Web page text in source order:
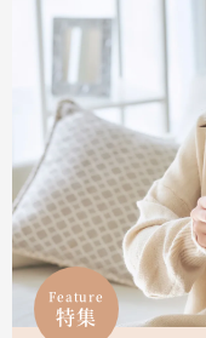
Feature
特集